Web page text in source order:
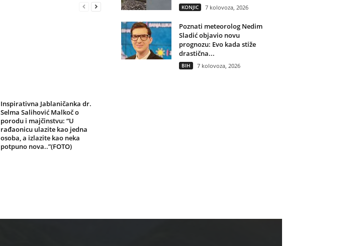
Inspirativna Jablaničanka dr.
Selma Salihović Malkoč o
porodu i majčinstvu: “U
rađaonicu ulazite kao jedna
osoba, a izlazite kao neka
potpuno nova..”(FOTO)
KONJIC 7 kolovoza, 2026
Poznati meteorolog Nedim
Sladić objavio novu
prognozu: Evo kada stiže
drastična...
BIH 7 kolovoza, 2026